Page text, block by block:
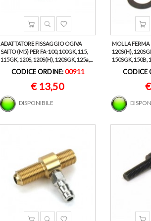
ADATTATORE FISSAGGIO OGIVA
SAITO (M5) PER FA-100, 100GK, 115,
115GK, 120S, 120S(H), 120SGK, 125a,...
CODICE ORDINE:00911
€ 13,50
DISPONIBILE
MOLLA FERMA
120S(H),
150SGK, 150B,
CODICE